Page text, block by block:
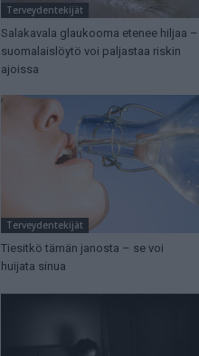
Terveydentekijät
Salakavala glaukooma etenee hiljaa –
suomalaislöytö voi paljastaa riskin
ajoissa
Terveydentekijät
Tiesitkö tämän janosta – se voi
huijata sinua